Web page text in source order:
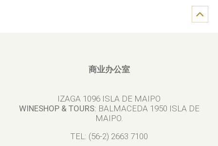
商业办公室
IZAGA 1096 ISLA DE MAIPO
WINESHOP & TOURS: BALMACEDA 1950 ISLA DE
MAIPO.
TEL: (56-2) 2663 7100